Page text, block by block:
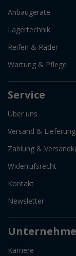
Anbaugeräte
Lagertechnik
Reifen & Räder
Wartung & Pflege
Service
Über uns
Versand & Lieferung
Zahlung &
Widerrufsrecht
Kontakt
Newsletter
Karriere